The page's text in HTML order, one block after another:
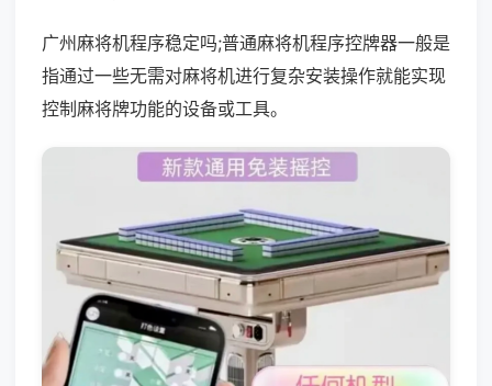
广州麻将机程序稳定吗;普通麻将机程序控牌器一般是
指通过一些无需对麻将机进行复杂安装操作就能实现
控制麻将牌功能的设备或工具。